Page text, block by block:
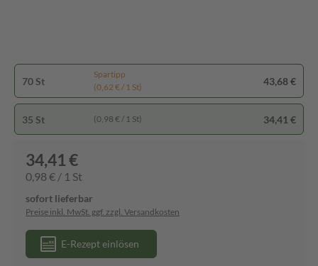
70 St
Spartipp
(0,62 € / 1 St)
43,68 €
35 St (0,98 € / 1 St) 34,41 €
34,41 €
0,98 € / 1 St
sofort lieferbar
Preise inkl. MwSt. ggf. zzgl. Versandkosten
E-Rezept einlösen